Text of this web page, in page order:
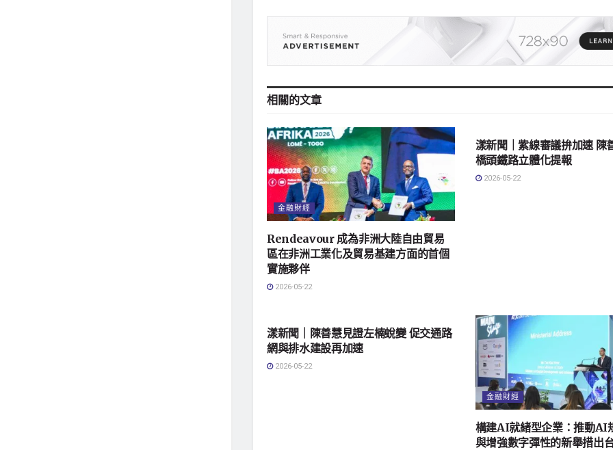
相關的文章
金融財經
Rendeavour 成為非洲大陸自由貿易
區在非洲工業化及貿易基建方面的首個
實施夥伴
2026-05-22
漾新聞｜紫線審議拚加速 陳
橋頭鐵路立體化提報
2026-05-22
漾新聞｜陳善慧見證左楠蛻變 促交通路
網與排水建設再加速
2026-05-22
金融財經
構建AI就緒型企業：推動AI
與增強數字彈性的新舉措出